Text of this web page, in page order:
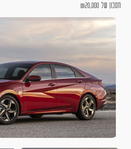
חסכון של
₪20,000